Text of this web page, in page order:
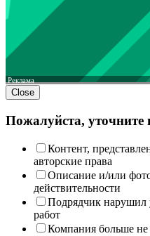
Реклама
Close
Пожалуйста,
Контент,
авторские права
Описание и/или
действительности
Подрядчик нарушил
работ
Компания больше не